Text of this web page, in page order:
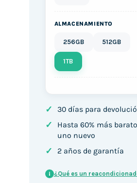
ALMACENAMIENTO
256GB 512GB
1TB
✓ 30 días para
✓
Hasta 60% más
uno nuevo
✓ 2 años de garantía
i ¿Qué es un